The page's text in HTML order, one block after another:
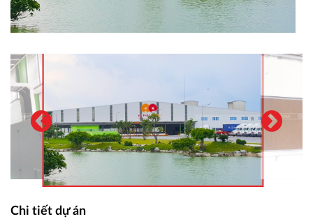
Chi tiết dự án